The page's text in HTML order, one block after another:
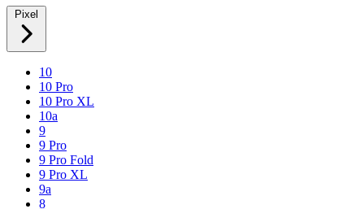
Pixel
10
10 Pro
10 Pro XL
10a
9
9 Pro
9 Pro Fold
9 Pro XL
9a
8